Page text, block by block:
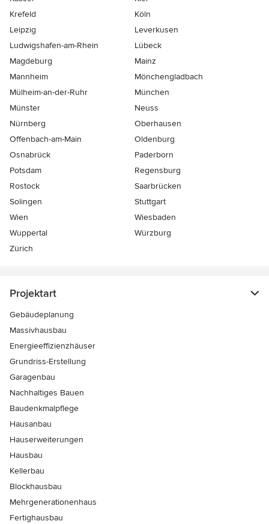
Krefeld
Köln
Leipzig
Leverkusen
Ludwigshafen-am-Rhein
Lübeck
Magdeburg
Mainz
Mannheim
Mönchen­gladbach
Mülheim-an-der-Ruhr
München
Münster
Neuss
Nürnberg
Oberhausen
Offenbach-am-Main
Oldenburg
Osnabrück
Paderborn
Potsdam
Regensburg
Rostock
Saarbrücken
Solingen
Stuttgart
Wien
Wiesbaden
Wuppertal
Würzburg
Zürich
Projektart
Gebäudeplanung
Massivhausbau
Energieeffizienzhäuser
Grundriss-Erstellung
Garagenbau
Nachhaltiges Bauen
Baudenkmalpflege
Hausanbau
Hauserweiterungen
Hausbau
Kellerbau
Blockhausbau
Mehrgenerationenhaus
Fertighausbau